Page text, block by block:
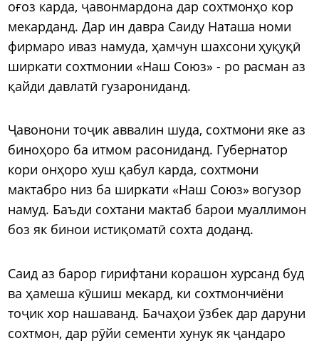
оғоз карда, ҷавонмардона дар сохтмонҳо кор
мекарданд. Дар ин давра Саиду Наташа номи
фирмаро иваз намуда, ҳамчун шахсони ҳуқуқӣ
ширкати сохтмонии «Наш Союз» - ро расман аз
қайди давлатӣ гузарониданд.
Ҷавонони тоҷик аввалин шуда, сохтмони яке аз
биноҳоро ба итмом расониданд. Губернатор
кори онҳоро хуш қабул карда, сохтмони
мактабро низ ба ширкати «Наш Союз» вогузор
намуд. Баъди сохтани мактаб барои муаллимон
боз як бинои истиқоматӣ сохта доданд.
Саид аз барор гирифтани корашон хурсанд буд
ва ҳамеша кӯшиш мекард, ки сохтмончиёни
тоҷик хор нашаванд. Бачаҳои ӯзбек дар даруни
сохтмон, дар рӯйи сементи хунук як ҷандаро